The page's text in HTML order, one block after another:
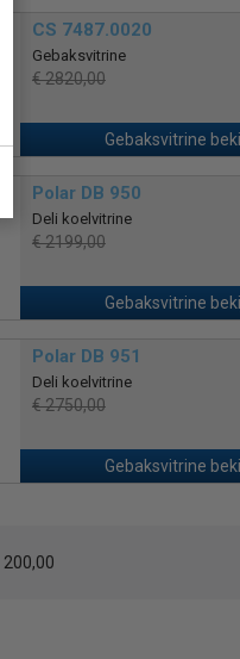
CS 7487.0020
Gebaksvitrine
€ 2820,00
Gebaksvitrine
Polar DB 950
Deli koelvitrine
€ 2199,00
Gebaksvitrine
Polar DB 951
Deli koelvitrine
€ 2750,00
Gebaksvitrine